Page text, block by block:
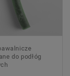
do podłóg